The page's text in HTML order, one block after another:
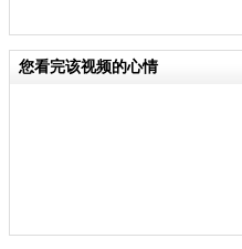
您看完该视频的心情